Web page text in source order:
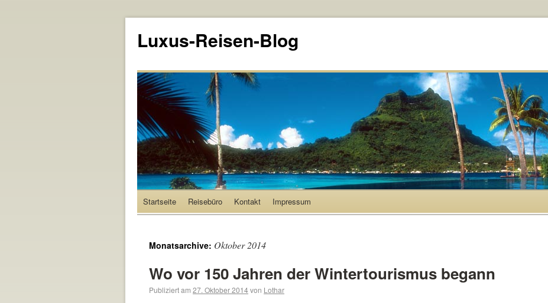
Luxus-Reisen-Blog
Startseite Reisebüro Kontakt Impressum
Monatsarchive: Oktober 2014
Wo vor 150 Jahren der Wintertourismus begann
Publiziert am 27. Oktober 2014von Lothar